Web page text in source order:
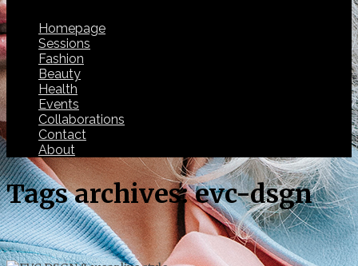
Homepage
Sessions
Fashion
Beauty
Health
Events
Collaborations
Contact
About
Tags archives: evc-dsgn